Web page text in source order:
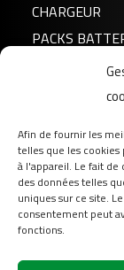
Afin de fournir les
telles que les
à l'appareil. Le fait
des données telles
uniques sur ce site.
consentement peut
fonctions.
CHARGEUR
PACKS
FAQ
Login
Contact